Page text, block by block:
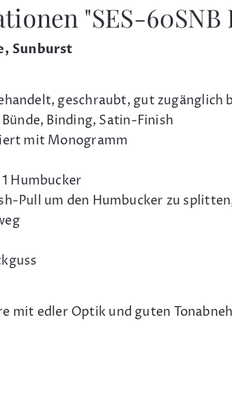
"SES-
Sunburst
geschraubt, gut zugänglich
Binding, Satin-Finish
mit Monogramm
Humbucker
Pull um den Humbucker zu
mit edler Optik und guten